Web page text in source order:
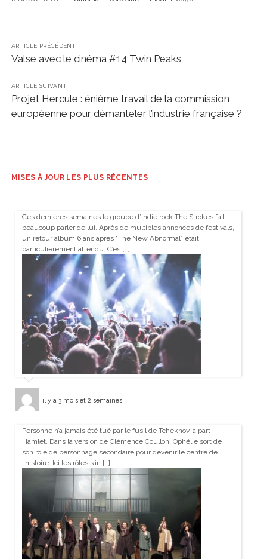
ARTICLE PRÉCÉDENT
Valse avec le cinéma #14 Twin Peaks
ARTICLE SUIVANT
Projet Hercule : énième travail de la commission
européenne pour démanteler l’industrie française ?
MISES À JOUR LES PLUS RÉCENTES
Ces dernières semaines le groupe d’indie rock The Strokes fait
beaucoup parler de lui. Après de multiples annonces de festivals,
un retour album 6 ans après “The New Abnormal” était
particulièrement attendu. C’es […]
il y a 3 mois et 2 semaines
Personne n’a jamais été tué par le fusil de Tchekhov, à part
Hamlet. Dans la version de Clémence Coullon, Ophélie sort de
son rôle de personnage secondaire pour devenir le centre de
l’histoire. Ici les rôles s’in […]